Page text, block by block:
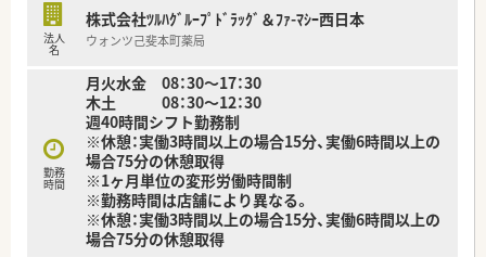
e-ラーニングの補助制度もあり資格取得に関しても
会社からのバックアップがございます。
■ツルハグループとして中国地方で業界最大規模の
ドラッグストア・調剤薬局を運営する企業です。
ドラッグストアとして売上・利益・店舗数共に業界トップクラ
スです。
■年間で10店舗以上の新規出店を継続しており、
新卒採用に関しても中国地方で最も入社人数が多い法人で
す。
薬剤師の平均年齢は33歳です。
■調剤薬局部門で採用された薬剤師の業務は
法人
名
株式会社ﾂﾙﾊｸﾞﾙｰﾌﾟﾄﾞﾗｯｸﾞ＆ﾌｧ-ﾏｼｰ西日本
ウォンツ己斐本町薬局
勤務
時間
月火水金 08：30～17：30
木土 08：30～12：30
週40時間シフト勤務制
※休憩：実働3時間以上の場合15分、実働6時間以上の
場合75分の休憩取得
※1ヶ月単位の変形労働時間制
※勤務時間は店舗により異なる。
※休憩：実働3時間以上の場合15分、実働6時間以上の
場合75分の休憩取得